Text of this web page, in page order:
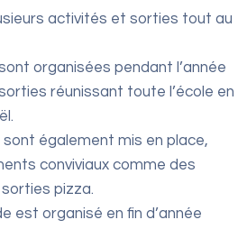
activités et sorties tout au
organisées pendant l’année
réunissant toute l’école en
également mis en place,
conviviaux comme des
pizza.
est organisé en fin d’année